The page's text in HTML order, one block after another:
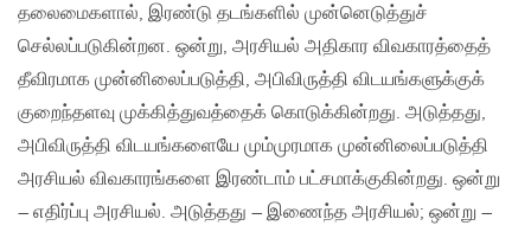
தலைமைகளால், இரண்டு தடங்களில் முன்னெடுத்துச்
செல்லப்படுகின்றன. ஒன்று, அரசியல் அதிகார விவகாரத்தைத்
தீவிரமாக முன்னிலைப்படுத்தி, அபிவிருத்தி விடயங்களுக்குக்
குறைந்தளவு முக்கித்துவத்தைக் கொடுக்கின்றது. அடுத்தது,
அபிவிருத்தி விடயங்களையே மும்முரமாக முன்னிலைப்படுத்தி
அரசியல் விவகாரங்களை இரண்டாம் பட்சமாக்குகின்றது. ஒன்று
– எதிர்ப்பு அரசியல். அடுத்தது – இணைந்த அரசியல்; ஒன்று –